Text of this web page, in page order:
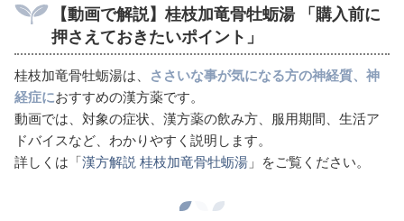
【動画で解説】桂枝加竜骨牡蛎湯 「購入前に
押さえておきたいポイント」
桂枝加竜骨牡蛎湯は、 ささいな事が気になる方の神経質、神
経症におすすめの漢方薬です。
動画では、対象の症状、漢方薬の飲み方、服用期間、生活ア
ドバイスなど、わかりやすく説明します。
詳しくは「漢方解説 桂枝加竜骨牡蛎湯 」をご覧ください。